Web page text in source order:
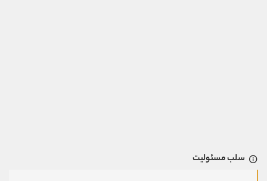
سلب مسئولیت